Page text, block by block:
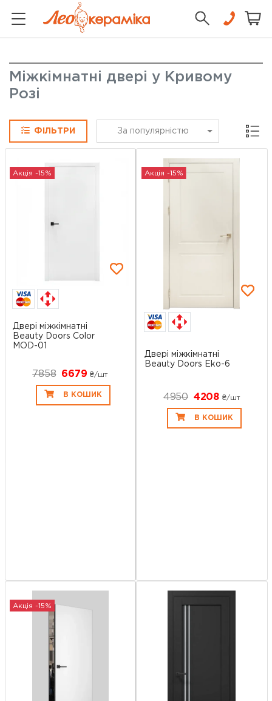
Міжкімнатні двері у Кривому
Розі
ФІЛЬТРИ За популярністю Сітка
Акція -15%
Двері міжкімнатні
Beauty Doors Color
MOD-01
7858 6679₴/шт
В КОШИК
Акція -15%
Двері міжкімнатні
Beauty Doors Eko-6
4950 4208 ₴/шт
В КОШИК
Акція -15%